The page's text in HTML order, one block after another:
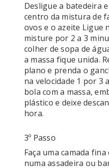
Desligue a batedeira
centro da mistura de
ovos e o azeite Ligue
misture por 2 a 3
colher de sopa de
a massa fique unida.
plano e prenda o
na velocidade 1 por 3
bola com a massa,
plástico e deixe
3º Passo
Faça uma camada
numa assadeira ou